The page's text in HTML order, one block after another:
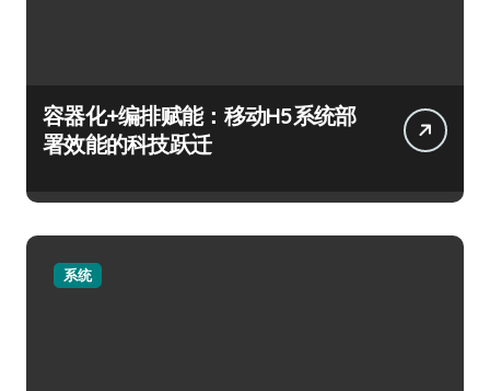
容器化+编排赋能：移动H5系统部
署效能的科技跃迁
系统